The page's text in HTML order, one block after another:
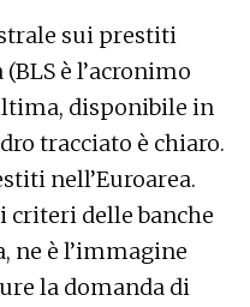
sui prestiti
è l’acronimo
disponibile in
tracciato è chiaro.
nell’Euroarea.
criteri delle banche
ne è l’immagine
la domanda di